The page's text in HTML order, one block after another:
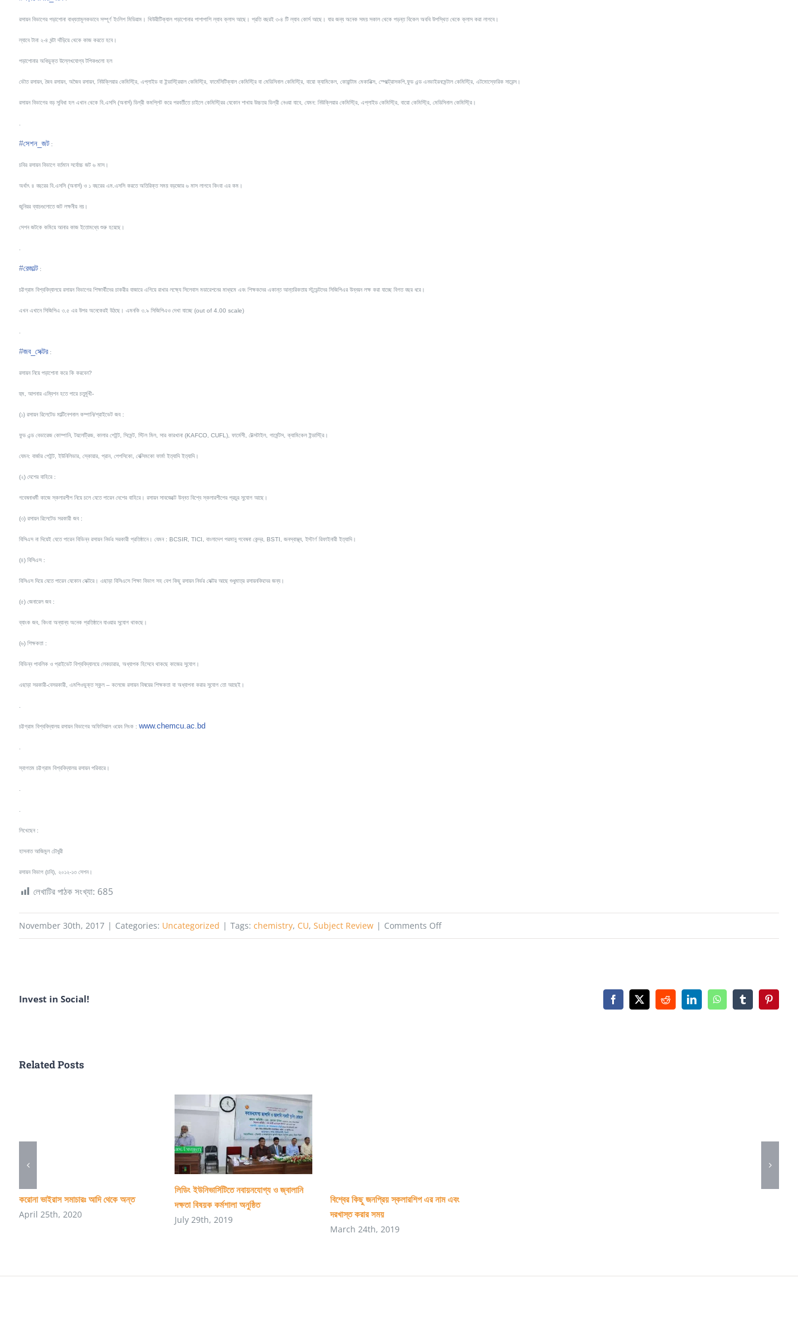
রসায়ন বিভাগের পড়াশোনা বাধ্যতামূলকভাবে সম্পূর্ণ ইংলিশ মিডিয়াম। থিউরীটিক্যাল পড়াশোনার পাশাপাশি ল্যাব ক্লাস আছে। প্রতি বছরই ৩-৪ টি ল্যাব কোর্স আছে। যার জন্য অনেক সময় সকাল থেকে পড়ন্ত বিকেল অবধি উপস্থিত থেকে ক্লাস করা লাগবে।
ল্যাবে টানা ২-৪ ঘন্টা দাঁড়িয়ে থেকে কাজ করতে হবে।
পড়াশোনার অধিভুক্ত উল্লেখযোগ্য টপিকগুলো হল
ভৌত রসায়ন, জৈব রসায়ন, অজৈব রসায়ন, নিউক্লিয়ার কেমিস্ট্রি, এপ্লাইড বা ইন্ডাস্ট্রিয়াল কেমিস্ট্রি, ফার্মেসিটিক্যাল কেমিস্ট্রি বা মেডিসিনাল কেমিস্ট্রি, বায়ো ক্যামিকেল, কোয়ান্টাম মেকানিক্স, স্পেক্ট্রোসকপি, ফুড এন্ড এনভাইরনমেন্টাল কেমিস্ট্রি, এটমোস্ফেরিক সায়েন্স।
রসায়ন বিভাগের বড় সুবিধা হল এখান থেকে বি.এসসি (অনার্স) ডিগ্রী কমপ্লিট করে পরবর্তীতে চাইলে কেমিস্ট্রির যেকোন শাখায় উচ্চতর ডিগ্রী নেওয়া যাবে, যেমন: নিউক্লিয়ার কেমিস্ট্রি, এপ্লাইড কেমিস্ট্রি, বায়ো কেমিস্ট্রি, মেডিসিনাল কেমিস্ট্রি।
#সেশন_জট :
চবির রসায়ন বিভাগে বর্তমান সর্বোচ্চ জট ৬ মাস।
অর্থাৎ ৪ বছরের বি.এসসি (অনার্স) ও ১ বছরের এম.এসসি করতে অতিরিক্ত সময় বড়জোর ৬ মাস লাগবে কিংবা এর কম।
জুনিয়র ব্যাচগুলোতে জট লক্ষনীয় নয়।
সেশন জটকে কমিয়ে আনার কাজ ইতোমধ্যে শুরু হয়েছে।
#রেজাল্ট :
চট্টগ্রাম বিশ্ববিদ্যালয়ে রসায়ন বিভাগের শিক্ষার্থীদের চাকরীর বাজারে এগিয়ে রাখার লক্ষ্যে সিলেবাস মডারেশনের মাধ্যমে এবং শিক্ষকদের একান্ত আন্তরিকতায় স্টুডেন্টদের সিজিপিএর উন্নয়ন লক্ষ করা যাচ্ছে বিগত বছর ধরে।
এখন এখানে সিজিপিএ ৩.৫ এর উপর অনেকেরই উঠছে। এমনকি ৩.৯ সিজিপিএও দেখা যাচ্ছে (out of 4.00 scale)
#জব_সেক্টর :
রসায়ন নিয়ে পড়াশোনা করে কি করবেন?
হুম, আপনার এম্বিশন হতে পারে চতুর্মূখী-
(১) রসায়ন রিলেটেড মাল্টিনেশনাল কম্পানি/প্রাইভেট জব :
ফুড এন্ড বেভারেজ কোম্পানি, টয়লেট্রিজ, কালার পেইন্ট, সিমেন্ট, স্টিল মিল, সার কারখানা (KAFCO, CUFL), ফার্মেসী, টেক্সটাইল, গার্মেন্টস, ক্যামিকেল ইন্ডাস্ট্রি।
যেমন: বার্জার পেইন্ট, ইউনিলিভার, স্কোয়ার, প্রান, পেপসিকো, বেক্সিমকো ফার্মা ইত্যাদি ইত্যাদি।
(২) দেশের বাহিরে :
গবেষনাধর্মী কাজে স্কলারশীপ নিয়ে চলে যেতে পারেন দেশের বাহিরে। রসায়ন সাবজেক্টে উন্নত বিশ্বে স্কলারশীপের প্রচুর সুযোগ আছে।
(৩) রসায়ন রিলেটেড সরকারী জব :
বিসিএস না দিয়েই যেতে পারেন বিভিন্ন রসায়ন নির্ভর সরকারী প্রতিষ্ঠানে। যেমন : BCSIR, TICI, বাংলাদেশ পরমানু গবেষনা কেন্দ্র, BSTI, জনস্বাস্থ্য, ইস্টার্ণ রিফাইনারী ইত্যাদি।
(৪) বিসিএস :
বিসিএস দিয়ে যেতে পারেন যেকোন সেক্টরে। এছাড়া বিসিএসে শিক্ষা বিভাগ সহ বেশ কিছু রসায়ন নির্ভর সেক্টর আছে শুধুমাত্র রসায়নবিদদের জন্য।
(৫) জেনারেল জব :
ব্যাংক জব, কিংবা অন্যান্য অনেক প্রতিষ্ঠানে যাওয়ার সুযোগ থাকছে।
(৬) শিক্ষকতা :
বিভিন্ন পাবলিক ও প্রাইভেট বিশ্ববিদ্যালয়ে লেকচারার, অধ্যাপক হিসেবে থাকছে কাজের সুযোগ।
এছাড়া সরকারী-বেসরকারী , এমপিওভুক্ত স্কুল – কলেজে রসায়ন বিষয়ের শিক্ষকতা বা অধ্যাপনা করার সুযোগ তো আছেই।
চট্টগ্রাম বিশ্ববিদ্যালয় রসায়ন বিভাগের অফিসিয়াল ওয়েব লিংক : www.chemcu.ac.bd
স্বাগতম চট্টগ্রাম বিশ্ববিদ্যালয় রসায়ন পরিবারে।
লিখেছেন :
হাসনাত আজিমুল চৌধুরী
রসায়ন বিভাগ (চবি), ২০১২-১৩ সেশন।
লেখাটির পাঠক সংখ্যা: 685
November 30th, 2017 | Categories: Uncategorized | Tags: chemistry, CU, Subject Review | Comments Offon
Invest in Social! Facebook
X RedditLinkedInWhatsAppTumblr
Related Posts
করোনা ভাইরাস সমাচারঃ আদি থেকে অন্ত
April 25th, 2020
লিডিং ইউনিভার্সিটিতে নবায়নযোগ্য ও জ্বালানি
দক্ষতা বিষয়ক কর্মশালা অনুষ্ঠিত
July 29th, 2019
বিশ্বের কিছু জনপ্রিয় স্কলারশিপ এর নাম এবং
দরখাস্ত করার সময়
March 24th, 2019